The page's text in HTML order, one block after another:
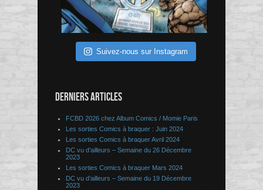
Suivez-nous sur Instagram
DERNIERS ARTICLES
FCBD 2026 chez Album Comics / Momie Paris
Les sorties Comics à braquer : Juin 2024
Les sorties Comics à braquer Avril 2024
DC vu d’ailleurs – Semaine du 26 Décembre
2023
Les sorties Comics à braquer Mars 2024
DC vu d’ailleurs – Semaine du 19 Décembre
2023